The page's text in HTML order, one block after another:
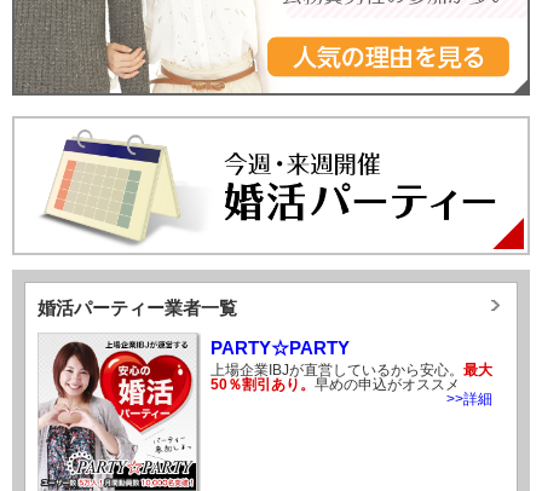
2019.02.21
オタク向け婚活「アニ街コン」で結婚できる？口コミ・評判
から徹底検証！
2019.02.20
テーマ別婚活「アイリス婚活カフェ」を徹底解説！パーティ
2019.02.19
街コン・婚活パーティー総合ポータルサイト「街コンジャパ
ン」まとめ！
2019.02.18
街コン・恋活パーティーが人気の「ルーターズ」を徹底調
査！口コミ評判をまとめました
2019.02.15 婚活パーティーYUCO.の基本情報と口コミ・評判！
ツアー婚活で人気のテゾーロクラブは婚活に最適？感想・口
コミ・評判を調査しました！
2019.02.13 34歳こじらせ女子、とうとうOmiaiでデートにこぎつける！
2019.02.12
34歳こじらせ女、Omiaiで体型の「太め」を変更したらいいね
数復活？
2019.02.08
34歳「こじらせ女」がOmiaiでマッチング率アップに励んだ結
婚活パーティー業者一覧
PARTY☆PARTY
上場企業IBJが直営しているから安心。 最大
50％割引あり。 早めの申込がオススメ
>>詳細